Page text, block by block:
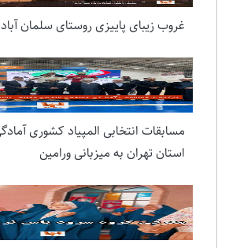
غروب زیبای پاییزی روستای سلمان
مسابقات انتخابی المپیاد کشوری
استان تهران به میزبانی ورامین